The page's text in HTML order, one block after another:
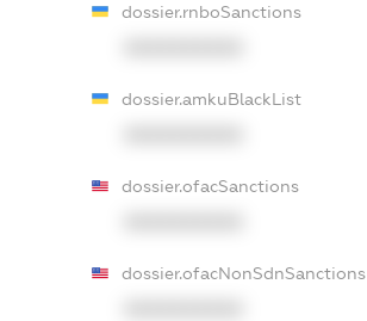
dossier.rnboSanctions
dossier.amkuBlackList
dossier.ofacSanctions
dossier.ofacNonSdnSanctions